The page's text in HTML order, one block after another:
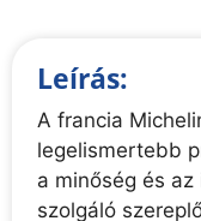
Leírás:
A francia
legelismertebb
a minőség és
szolgáló